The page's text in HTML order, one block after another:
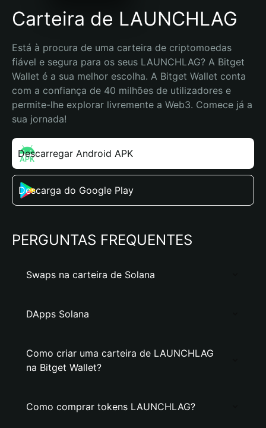
Carteira de LAUNCHLAG
Está à procura de uma carteira de criptomoedas
fiável e segura para os seus LAUNCHLAG? A Bitget
Wallet é a sua melhor escolha. A Bitget Wallet conta
com a confiança de 40 milhões de utilizadores e
permite-lhe explorar livremente a Web3. Comece já a
sua jornada!
Descarregar Android APK
Descarga do Google Play
PERGUNTAS FREQUENTES
Swaps na carteira de Solana
DApps Solana
Como criar uma carteira de LAUNCHLAG
na Bitget Wallet?
Como comprar tokens LAUNCHLAG?